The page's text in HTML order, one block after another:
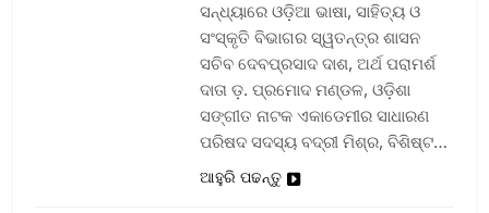
ସନ୍ଧ୍ୟାରେ ଓଡ଼ିଆ ଭାଷା, ସାହିତ୍ୟ ଓ
ସଂସ୍କୃତି ବିଭାଗର ସ୍ୱତନ୍ତ୍ର ଶାସନ
ସଚିବ ଦେବପ୍ରସାଦ ଦାଶ, ଅର୍ଥ ପରାମର୍ଶ
ଦାତା ଡ଼. ପ୍ରମୋଦ ମଣ୍ଡଳ, ଓଡ଼ିଶା
ସଙ୍ଗୀତ ନାଟକ ଏକାଡେମୀର ସାଧାରଣ
ପରିଷଦ ସଦସ୍ୟ ବଦ୍ରୀ ମିଶ୍ର, ବିଶିଷ୍ଟ…
ଆହୁରି ପଢନ୍ତୁ